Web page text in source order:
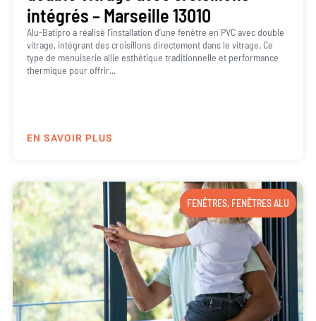
intégrés – Marseille 13010
Alu-Batipro a réalisé l’installation d’une fenêtre en PVC avec double
vitrage, intégrant des croisillons directement dans le vitrage. Ce
type de menuiserie allie esthétique traditionnelle et performance
thermique pour offrir...
EN SAVOIR PLUS
FENÊTRES, FENÊTRES ALU